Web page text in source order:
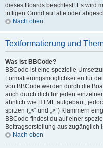
dieses Boards beachtest! Es wird
triftigen Grund auf alte oder
Nach oben
Textformatierung und
Was ist BBCode?
BBCode ist eine spezielle
Formatierungsmöglichkeiten für
von BBCode werden durch die
auch durch dich für jeden
ähnlich wie HTML aufgebaut,
spitzen („<“ und „>“) Klammern
BBCode findest du auf einer
Beitragserstellung aus zugänglich
Nach oben